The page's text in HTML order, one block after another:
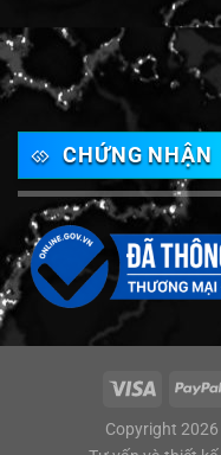
CHỨNG NHẬN
Copyright